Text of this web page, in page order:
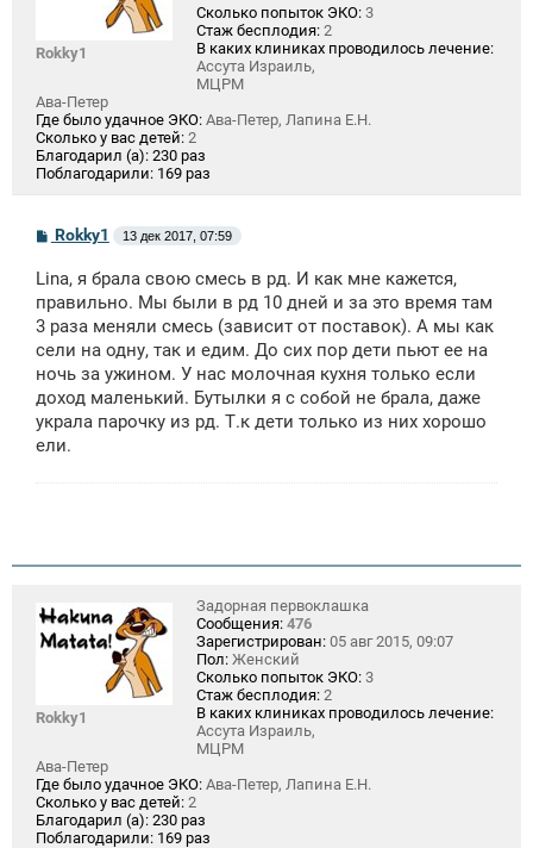
Rokky1
Сколько попыток ЭКО: 3
Стаж бесплодия: 2
В каких клиниках проводилось лечение:
Ассута Израиль,
МЦРМ
Ава-Петер
Где было удачное ЭКО: Ава-Петер, Лапина Е.Н.
Сколько у вас детей: 2
Благодарил (а): 230 раз
Поблагодарили: 169 раз
С
б
щ
е
н
и
Rokky1 13 дек 2017, 07:59
Lina, я брала свою смесь в рд. И как мне кажется,
правильно. Мы были в рд 10 дней и за это время там
3 раза меняли смесь (зависит от поставок). А мы как
сели на одну, так и едим. До сих пор дети пьют ее на
ночь за ужином. У нас молочная кухня только если
доход маленький. Бутылки я с собой не брала, даже
украла парочку из рд. Т.к дети только из них хорошо
ели.
Rokky1
Задорная первоклашка
Сообщения: 476
Зарегистрирован: 05 авг 2015, 09:07
Пол: Женский
Сколько попыток ЭКО: 3
Стаж бесплодия: 2
В каких клиниках проводилось лечение:
Ассута Израиль,
МЦРМ
Ава-Петер
Где было удачное ЭКО: Ава-Петер, Лапина Е.Н.
Сколько у вас детей: 2
Благодарил (а): 230 раз
Поблагодарили: 169 раз